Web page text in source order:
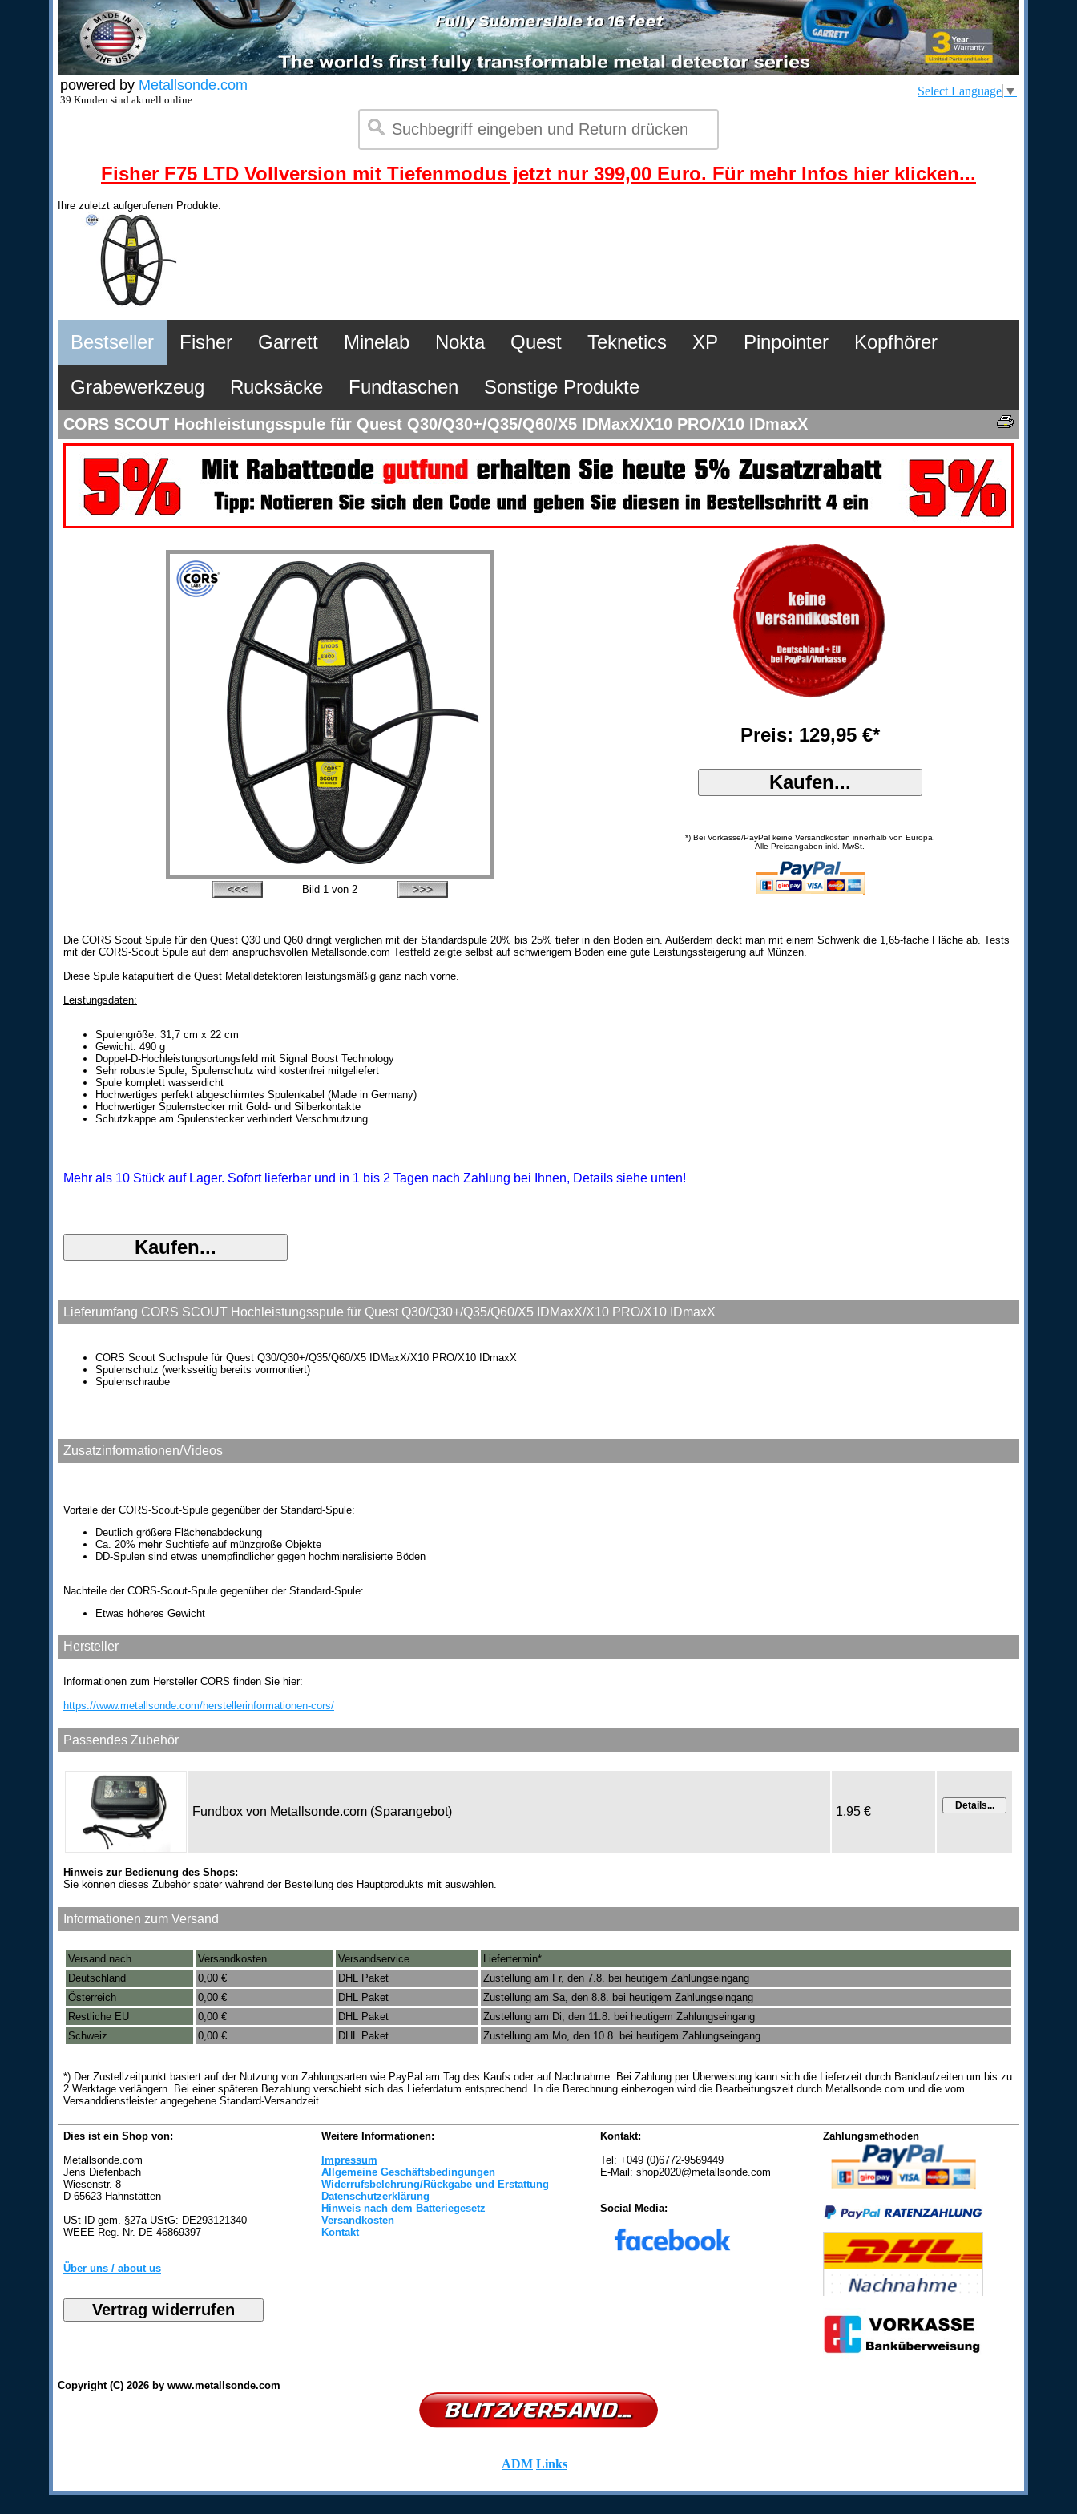
powered by Metallsonde.com
39 Kunden sind aktuell online
Select Language ▼
Fisher F75 LTD Vollversion mit Tiefenmodus jetzt nur 399,00 Euro. Für mehr Infos hier klicken...
Ihre zuletzt aufgerufenen Produkte:
Bestseller Fisher Garrett Minelab Nokta Quest Teknetics XP Pinpointer Kopfhörer
Grabewerkzeug Rucksäcke Fundtaschen Sonstige Produkte
CORS SCOUT Hochleistungsspule für Quest Q30/Q30+/Q35/Q60/X5 IDMaxX/X10 PRO/X10 IDmaxX
Bild 1 von 2
Preis: 129,95 €*
*) Bei Vorkasse/PayPal keine Versandkosten innerhalb von Europa.
Alle Preisangaben inkl. MwSt.
Die CORS Scout Spule für den Quest Q30 und Q60 dringt verglichen mit der Standardspule 20% bis 25% tiefer in den Boden ein. Außerdem deckt man mit einem Schwenk die 1,65-fache Fläche ab. Tests
mit der CORS-Scout Spule auf dem anspruchsvollen Metallsonde.com Testfeld zeigte selbst auf schwierigem Boden eine gute Leistungssteigerung auf Münzen.
Diese Spule katapultiert die Quest Metalldetektoren leistungsmäßig ganz nach vorne.
Leistungsdaten:
Spulengröße: 31,7 cm x 22 cm
Gewicht: 490 g
Doppel-D-Hochleistungsortungsfeld mit Signal Boost Technology
Sehr robuste Spule, Spulenschutz wird kostenfrei mitgeliefert
Spule komplett wasserdicht
Hochwertiges perfekt abgeschirmtes Spulenkabel (Made in Germany)
Hochwertiger Spulenstecker mit Gold- und Silberkontakte
Schutzkappe am Spulenstecker verhindert Verschmutzung
Mehr als 10 Stück auf Lager. Sofort lieferbar und in 1 bis 2 Tagen nach Zahlung bei Ihnen, Details siehe unten!
Lieferumfang CORS SCOUT Hochleistungsspule für Quest Q30/Q30+/Q35/Q60/X5 IDMaxX/X10 PRO/X10 IDmaxX
CORS Scout Suchspule für Quest Q30/Q30+/Q35/Q60/X5 IDMaxX/X10 PRO/X10 IDmaxX
Spulenschutz (werksseitig bereits vormontiert)
Spulenschraube
Zusatzinformationen/Videos
Vorteile der CORS-Scout-Spule gegenüber der Standard-Spule:
Deutlich größere Flächenabdeckung
Ca. 20% mehr Suchtiefe auf münzgroße Objekte
DD-Spulen sind etwas unempfindlicher gegen hochmineralisierte Böden
Nachteile der CORS-Scout-Spule gegenüber der Standard-Spule:
Etwas höheres Gewicht
Hersteller
Informationen zum Hersteller CORS finden Sie hier:
https://www.metallsonde.com/herstellerinformationen-cors/
Passendes Zubehör
Fundbox von Metallsonde.com (Sparangebot) 1,95 €
Hinweis zur Bedienung des Shops:
Sie können dieses Zubehör später während der Bestellung des Hauptprodukts mit auswählen.
Informationen zum Versand
Versand nach Versandkosten Versandservice
Liefertermin*
Deutschland
0,00 € DHL Paket
Zustellung am Fr, den 7.8. bei heutigem Zahlungseingang
Österreich
0,00 € DHL Paket
Zustellung am Sa, den 8.8. bei heutigem Zahlungseingang
Restliche EU
0,00 € DHL Paket
Zustellung am Di, den 11.8. bei heutigem Zahlungseingang
Schweiz
0,00 € DHL Paket Zustellung am Mo, den 10.8. bei heutigem Zahlungseingang
*) Der Zustellzeitpunkt basiert auf der Nutzung von Zahlungsarten wie PayPal am Tag des Kaufs oder auf Nachnahme. Bei Zahlung per Überweisung kann sich die Lieferzeit durch Banklaufzeiten um bis zu
2 Werktage verlängern. Bei einer späteren Bezahlung verschiebt sich das Lieferdatum entsprechend. In die Berechnung einbezogen wird die Bearbeitungszeit durch Metallsonde.com und die vom
Versanddienstleister angegebene Standard-Versandzeit.
Dies ist ein Shop von:
Metallsonde.com
Jens Diefenbach
Wiesenstr. 8
D-65623 Hahnstätten
USt-ID gem. §27a UStG: DE293121340
WEEE-Reg.-Nr. DE 46869397
Über uns / about us
Weitere Informationen:
Impressum
Allgemeine Geschäftsbedingungen
Widerrufsbelehrung/Rückgabe und Erstattung
Datenschutzerklärung
Hinweis nach dem Batteriegesetz
Versandkosten
Kontakt
Kontakt:
Tel: +049 (0)6772-9569449
E-Mail: shop2020@metallsonde.com
Social Media:
Zahlungsmethoden
Copyright (C) 2026 by www.metallsonde.com
ADM Links